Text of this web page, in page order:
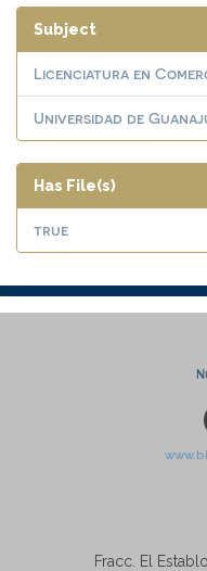
Subject
Licenciatura en
Universidad de
Has File(s)
true
Fracc. El